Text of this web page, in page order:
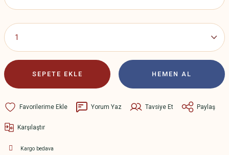
SEPETE EKLE HEMEN AL
Yorum Yaz Tavsiye Et Paylaş
Karşılaştır
Kargo bedava